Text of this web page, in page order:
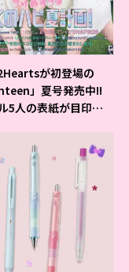
が初登場の
」夏号発売中!!
5人の表紙が目印だ